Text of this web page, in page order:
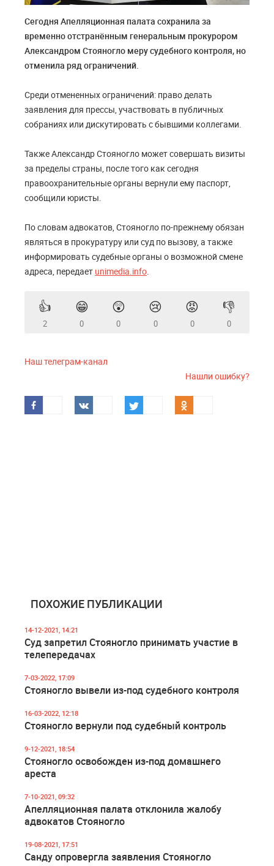
Сегодня Апелляционная палата сохранила за
временно отстранённым генеральным прокурором
Александром Стояногло меру судебного контроля, но
отменила ряд ограничений.
Среди отмененных ограничений: право делать
заявления для прессы, участвовать в публичных
собраниях или дискутировать с бывшими коллегами.
Также Александр Стояногло может совершать визиты
за пределы страны, после того как сегодня
правоохранительные органы вернули ему паспорт,
сообщили юристы.
По словам адвокатов, Стояногло по-прежнему обязан
являться в прокуратуру или суд по вызову, а также
информировать судебные органы о возможной смене
адреса, передает unimedia.info.
👍
2
😁
0
😲
0
😢
0
😡
0
👎
0
Наш телеграм-канал
Нашли ошибку?
ПОХОЖИЕ ПУБЛИКАЦИИ
14-12-2021, 14:21
Суд запретил Стояногло принимать участие в
телепередачах
7-03-2022, 17:09
Стояногло вывели из-под судебного контроля
16-03-2022, 12:18
Стояногло вернули под судебный контроль
9-12-2021, 18:54
Стояногло освобожден из-под домашнего
ареста
7-10-2021, 09:32
Апелляционная палата отклонила жалобу
адвокатов Стояногло
19-08-2021, 17:51
Санду опровергла заявления Стояногло